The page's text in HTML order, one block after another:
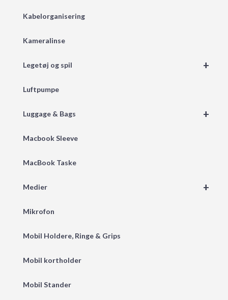
Kabelorganisering
Kameralinse
+
Legetøj og spil
Luftpumpe
+
Luggage & Bags
Macbook Sleeve
MacBook Taske
+
Medier
Mikrofon
Mobil Holdere, Ringe & Grips
Mobil kortholder
Mobil Stander